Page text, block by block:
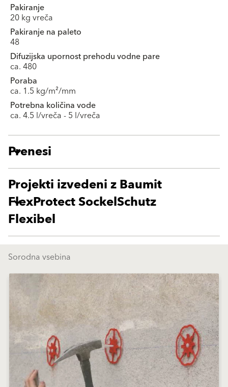
Pakiranje
20 kg vreča
Pakiranje na paleto
48
Difuzijska upornost prehodu vodne pare
ca. 480
Poraba
ca. 1.5 kg/m²/mm
Potrebna količina vode
ca. 4.5 l/vreča - 5 l/vreča
Prenesi
Projekti izvedeni z Baumit
FlexProtect SockelSchutz
Flexibel
Sorodna vsebina